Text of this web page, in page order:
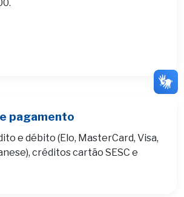
pagamento
e débito (Elo, MasterCard, Visa,
créditos cartão SESC e